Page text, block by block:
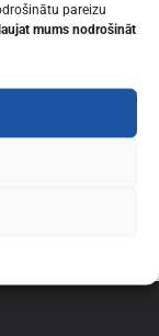
pareizu
mums nodrošināt